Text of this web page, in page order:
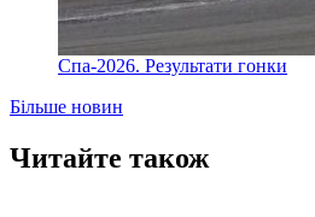
Спа-2026. Результати гонки
Більше новин
Читайте також